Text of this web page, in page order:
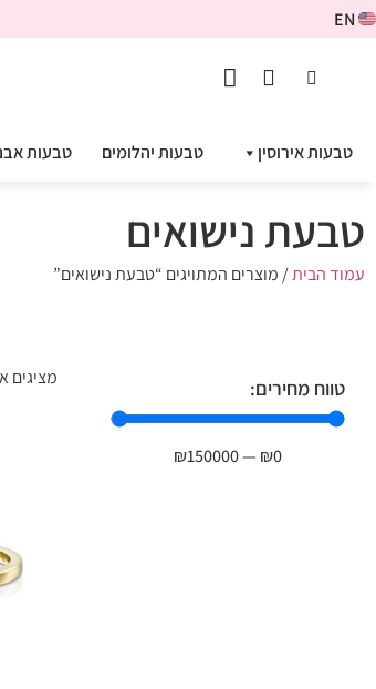
EN
טבעות אירוסין טבעות יהלומים טבעות
טבעת נישואים
עמוד הבית/ מוצרים המתויגים “טבעת נישואים”
טווח מחירים:
₪0
—
₪150000
מציגים את כל